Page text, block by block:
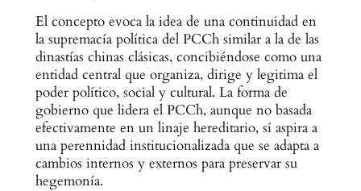
El concepto evoca la idea de una continuidad en
la supremacía política del PCCh similar a la de las
dinastías chinas clásicas, concibiéndose como una
entidad central que organiza, dirige y legitima el
poder político, social y cultural. La forma de
gobierno que lidera el PCCh, aunque no basada
efectivamente en un linaje hereditario, sí aspira a
una perennidad institucionalizada que se adapta a
cambios internos y externos para preservar su
hegemonía.